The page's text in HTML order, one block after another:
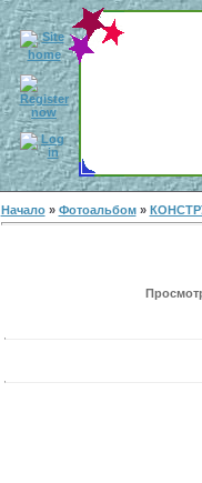
Начало» Фотоальбом»